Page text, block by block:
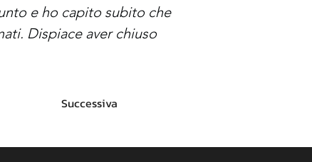
e ho capito subito che
Dispiace aver chiuso
Successiva